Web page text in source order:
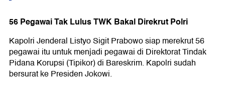
56 Pegawai Tak Lulus TWK Bakal Direkrut Polri
Kapolri Jenderal Listyo Sigit Prabowo siap merekrut 56
pegawai itu untuk menjadi pegawai di Direktorat Tindak
Pidana Korupsi (Tipikor) di Bareskrim. Kapolri sudah
bersurat ke Presiden Jokowi.